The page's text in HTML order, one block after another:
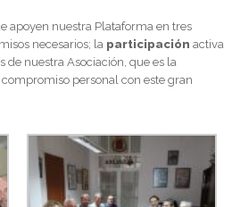
apoyen nuestra Plataforma en tres
necesarios; la participación activa
de nuestra Asociación, que es la
personal con este gran